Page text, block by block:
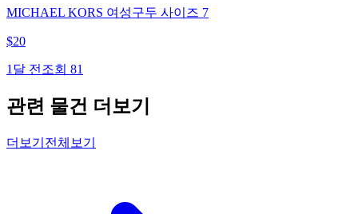
MICHAEL KORS 여성구두 사이즈 7
$20
1달 전 조회 81
관련 물건 더보기
더보기 전체보기